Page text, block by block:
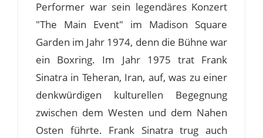
Performer war sein legendäres Konzert
"The Main Event" im Madison Square
Garden im Jahr 1974, denn die Bühne war
ein Boxring. Im Jahr 1975 trat Frank
Sinatra in Teheran, Iran, auf, was zu einer
denkwürdigen kulturellen Begegnung
zwischen dem Westen und dem Nahen
Osten führte. Frank Sinatra trug auch